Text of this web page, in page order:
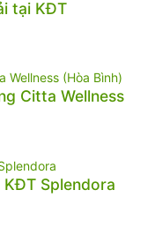
tại KĐT
Citta Wellness
Splendora